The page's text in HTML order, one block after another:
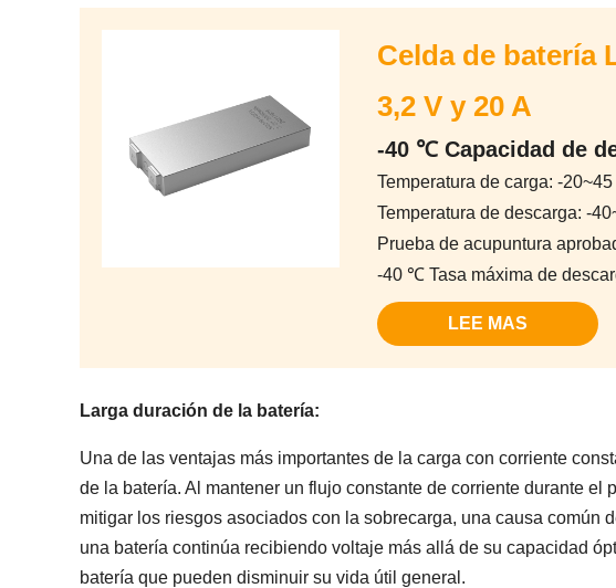
Celda de batería
3,2 V y 20 A
-40 ℃ Capacidad de
Temperatura de carga: -
Temperatura de descarga: -
Prueba de acupuntura
-40 ℃ Tasa máxima de
LEE MAS
Larga duración de la batería:
Una de las ventajas más importantes de la carga con corriente
de la batería. Al mantener un flujo constante de corriente durante
mitigar los riesgos asociados con la sobrecarga, una causa común
una batería continúa recibiendo voltaje más allá de su capacidad
batería que pueden disminuir su vida útil general.